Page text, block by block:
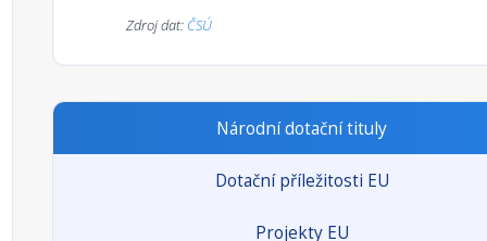
Zdroj dat: ČSÚ
Národní dotační tituly
Dotační příležitosti EU
Projekty EU